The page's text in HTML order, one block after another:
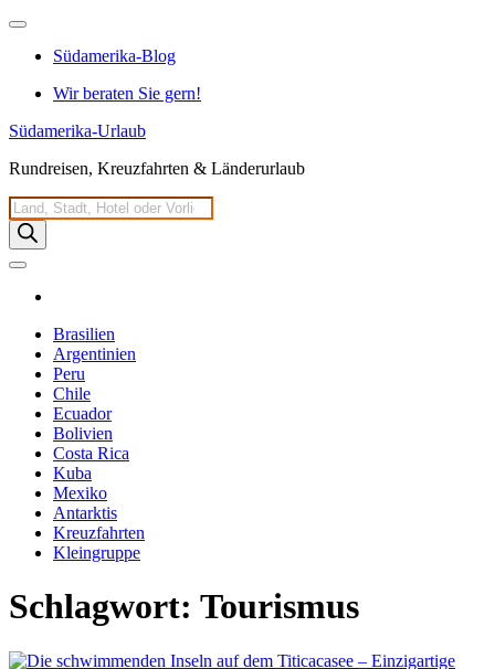
Zum
springenSüdamerika-Blog
Wir beraten Sie gern!
Südamerika-Urlaub
Rundreisen, Kreuzfahrten & Länderurlaub
Products
search
Brasilien
Argentinien
Peru
Chile
Ecuador
Bolivien
Costa Rica
Kuba
Mexiko
Antarktis
Kreuzfahrten
Kleingruppe
Schlagwort: Tourismus